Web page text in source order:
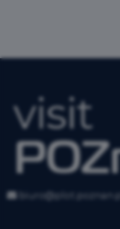
biuro@plot.poznan.pl